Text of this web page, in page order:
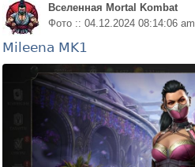
Вселенная Mortal Kombat
Фото :: 04.12.2024 08:14:06 am
Mileena MK1